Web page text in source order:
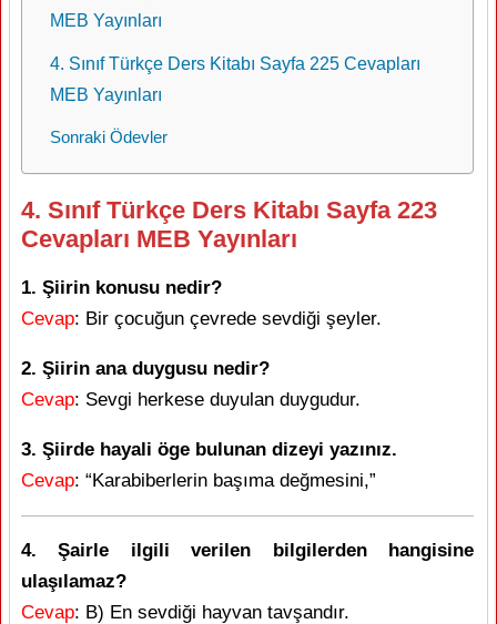
MEB Yayınları
4. Sınıf Türkçe Ders Kitabı Sayfa 225 Cevapları
MEB Yayınları
Sonraki Ödevler
4. Sınıf Türkçe Ders Kitabı Sayfa 223
Cevapları MEB Yayınları
1. Şiirin konusu nedir?
Cevap: Bir çocuğun çevrede sevdiği şeyler.
2. Şiirin ana duygusu nedir?
Cevap: Sevgi herkese duyulan duygudur.
3. Şiirde hayali öge bulunan dizeyi yazınız.
Cevap: “Karabiberlerin başıma değmesini,”
4. Şairle ilgili verilen bilgilerden hangisine
ulaşılamaz?
Cevap: B) En sevdiği hayvan tavşandır.